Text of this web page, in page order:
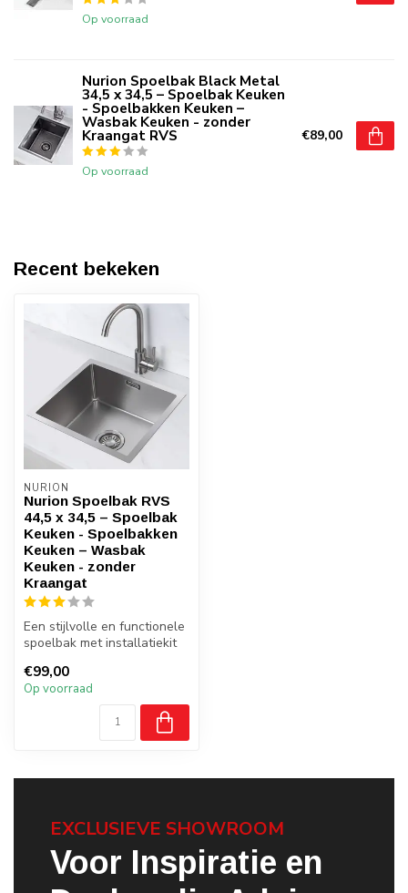
Op voorraad
Nurion Spoelbak Black Metal
34,5 x 34,5 – Spoelbak Keuken
- Spoelbakken Keuken –
Wasbak Keuken - zonder
Kraangat RVS
Op voorraad
€89,00
Recent bekeken
NURION
Nurion Spoelbak RVS
44,5 x 34,5 – Spoelbak
Keuken - Spoelbakken
Keuken – Wasbak
Keuken - zonder
Kraangat
Een stijlvolle en functionele
spoelbak met installatiekit
€99,00
Op voorraad
EXCLUSIEVE SHOWROOM
Voor Inspiratie en